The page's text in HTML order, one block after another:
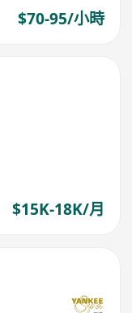
$70-95/小時
$15K-18K/月